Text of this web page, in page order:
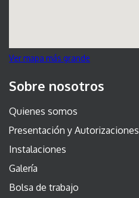
Ver mapa más grande
Sobre nosotros
Quienes somos
Presentación y Autorizaciones
Instalaciones
Galería
Bolsa de trabajo